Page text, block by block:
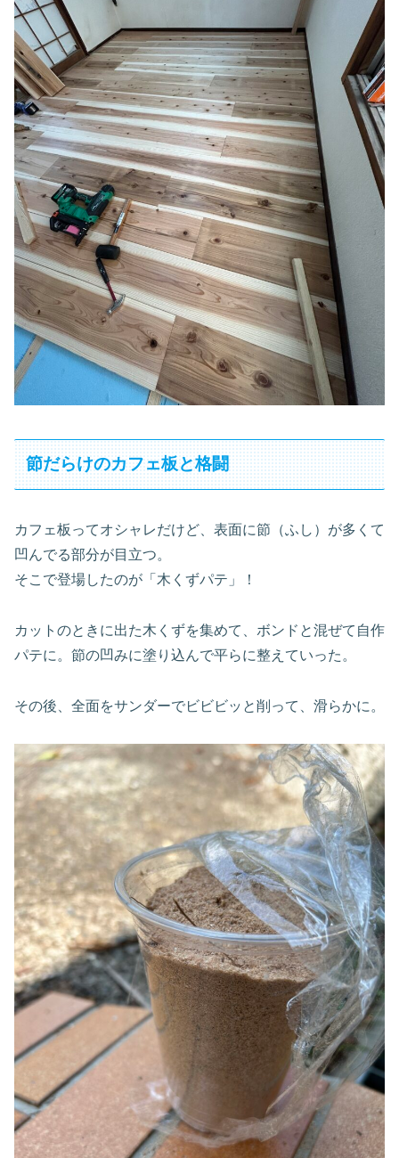
節だらけのカフェ板と格闘
カフェ板ってオシャレだけど、表面に節（ふし）が多くて
凹んでる部分が目立つ。
そこで登場したのが「木くずパテ」！
カットのときに出た木くずを集めて、ボンドと混ぜて自作
パテに。節の凹みに塗り込んで平らに整えていった。
その後、全面をサンダーでビビビッと削って、滑らかに。